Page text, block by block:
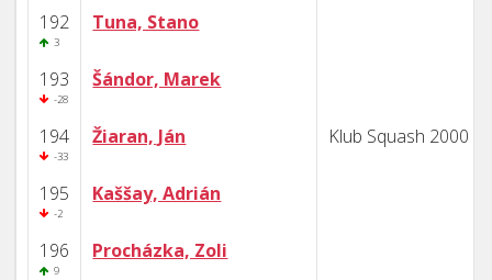
192
3
Tuna, Stano
193
-28
Šándor, Marek
194
-33
Žiaran, Ján Klub Squash 2000
195
-2
Kaššay, Adrián
196
9
Procházka, Zoli